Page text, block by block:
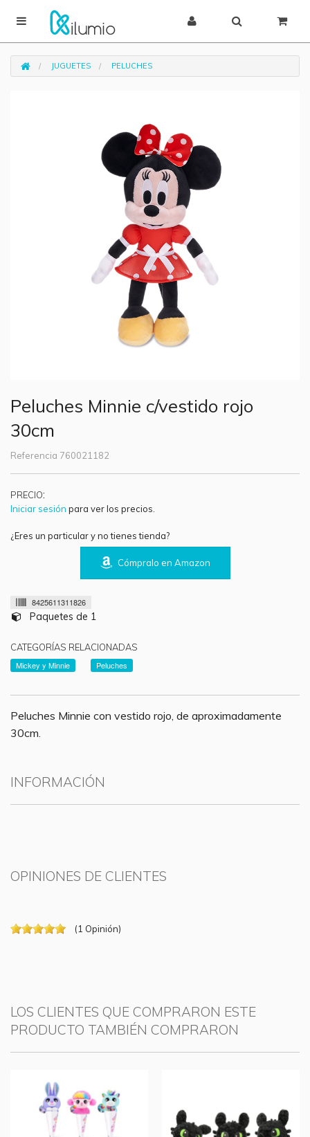
JUGUETES PELUCHES
Peluches Minnie c/vestido rojo
30cm
Referencia 760021182
PRECIO:
Iniciar sesión para ver los precios.
¿Eres un particular y no tienes tienda?
Cómpralo en Amazon
8425611311826
Paquetes de 1
CATEGORÍAS RELACIONADAS
Mickey y Minnie
Peluches
Peluches Minnie con vestido rojo, de aproximadamente
30cm.
INFORMACIÓN
OPINIONES DE CLIENTES
(1 Opinión)
LOS CLIENTES QUE COMPRARON ESTE
PRODUCTO TAMBIÉN COMPRARON